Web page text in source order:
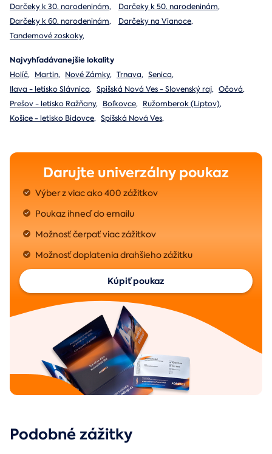
Darčeky k 30. narodeninám, Darčeky k 50. narodeninám,
Darčeky k 60. narodeninám, Darčeky na Vianoce,
Tandemové zoskoky,
Najvyhľadávanejšie lokality
Holíč, Martin, Nové Zámky, Trnava, Senica,
Ilava - letisko Slávnica, Spišská Nová Ves - Slovenský raj, Očová,
Prešov - letisko Ražňany, Boľkovce, Ružomberok (Liptov),
Košice - letisko Bidovce, Spišská Nová Ves,
Darujte univerzálny poukaz
Výber z viac ako 400 zážitkov
Poukaz ihneď do emailu
Možnosť čerpať viac zážitkov
Možnosť doplatenia drahšieho zážitku
Kúpiť poukaz
Podobné zážitky